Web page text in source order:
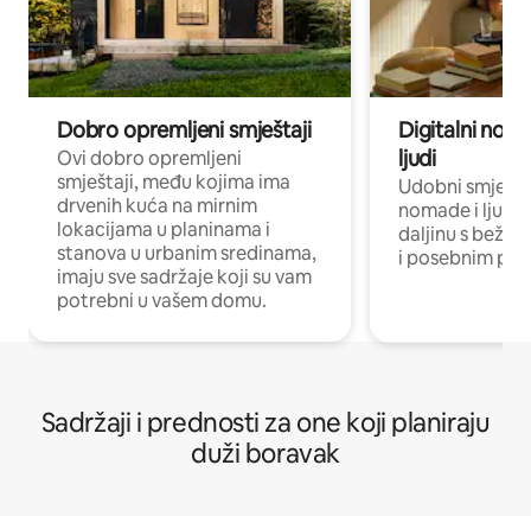
Dobro opremljeni smještaji
Ovi dobro opremljeni
smještaji, među kojima ima
drvenih kuća na mirnim
lokacijama u planinama i
stanova u urbanim sredinama,
imaju sve sadržaje koji su vam
potrebni u vašem domu.
Digitalni
ljudi
Udobni
nomade i ljude
daljinu s
i posebnim
Sadržaji i prednosti za one koji planiraju
duži boravak